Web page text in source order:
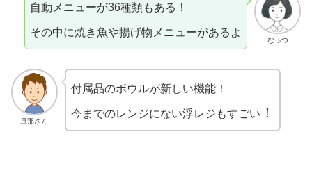
なっつ
自動メニューが36種類もある！
その中に焼き魚や揚げ物メニューがあるよ
旦那さん
付属品のボウルが新しい機能！
今までのレンジにない浮レジもすごい ！